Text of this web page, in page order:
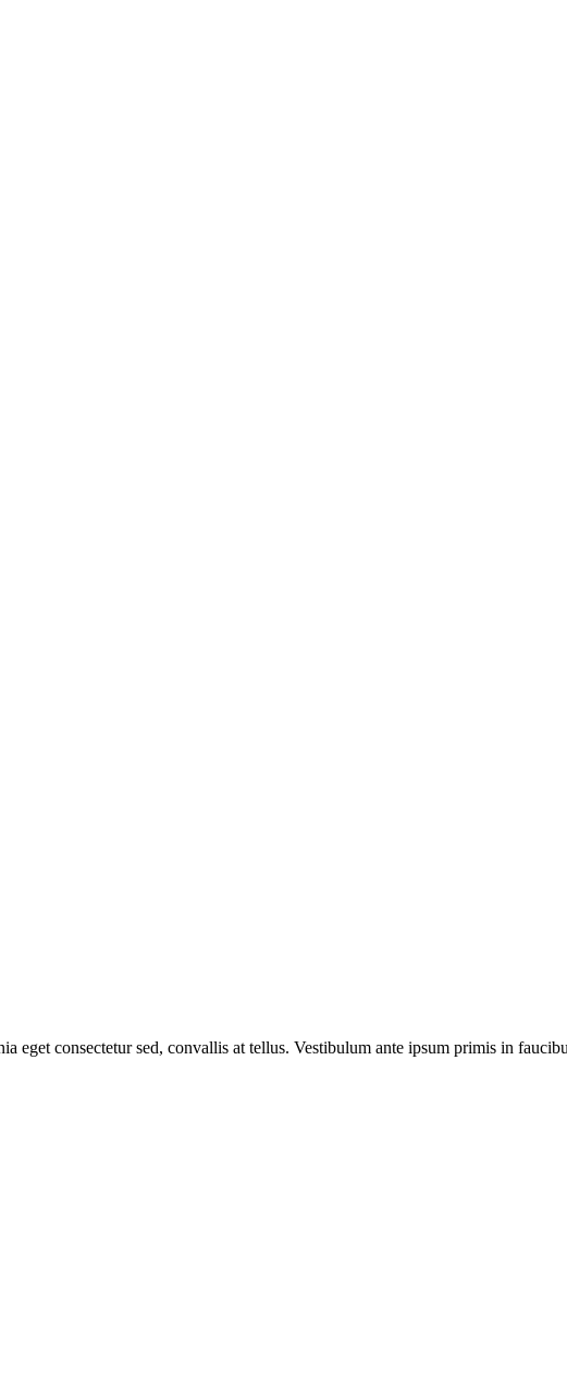
eget consectetur sed, convallis at tellus. Vestibulum ante ipsum primis in